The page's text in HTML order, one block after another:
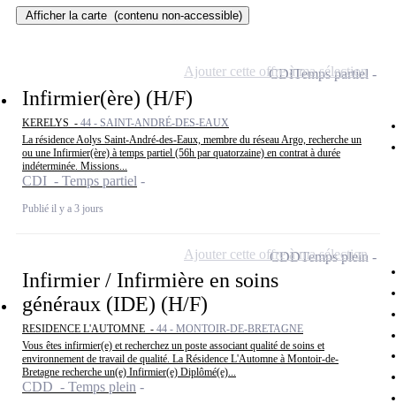
Afficher la carte (contenu non-accessible)
Infirmier(ère) (H/F)
KERELYS - 44 - SAINT-ANDRÉ-DES-EAUX
La résidence Aolys Saint-André-des-Eaux, membre du réseau Argo, recherche un
ou une Infirmier(ère) à temps partiel (56h par quatorzaine) en contrat à durée
indéterminée. Missions...
CDI - Temps partiel
Publié il y a 3 jours
CDITemps partiel
Ajouter cette offre à ma sélection
Infirmier / Infirmière en soins
généraux (IDE) (H/F)
RESIDENCE L'AUTOMNE - 44 - MONTOIR-DE-BRETAGNE
Vous êtes infirmier(e) et recherchez un poste associant qualité de soins et
environnement de travail de qualité. La Résidence L'Automne à Montoir-de-
Bretagne recherche un(e) Infirmier(e) Diplômé(e)...
CDD - Temps plein
CDDTemps plein
Ajouter cette offre à ma sélection